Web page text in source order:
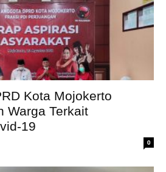
Kota Mojokerto
Warga Terkait
19
0